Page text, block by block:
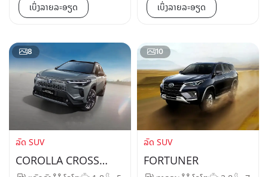
ເບິ່ງລາຍລະອຽດ ເບິ່ງລາຍລະອຽດ
8
ລົດ SUV
COROLLA CROSS
HYBRID ELECTRIC
10
ລົດ SUV
FORTUNER